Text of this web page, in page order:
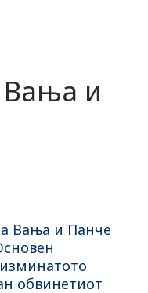
Вања и
Вања и Панче
обвинетиот